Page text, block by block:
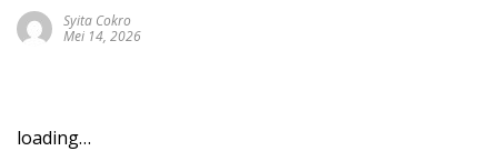
Syita Cokro
Mei 14, 2026
loading…